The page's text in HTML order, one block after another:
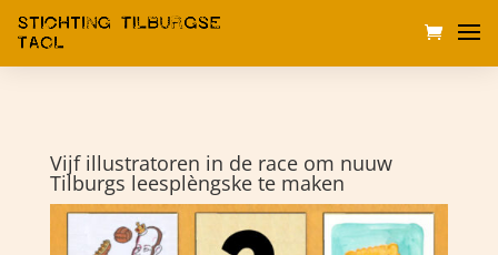
Vijf illustratoren in de race om nuuw
Tilburgs leesplèngske te maken